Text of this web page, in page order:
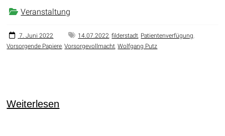
Veranstaltung
7. Juni 2022 14.07.2022,filderstadt, Patientenverfügung,
Vorsorgende Papiere,Vorsorgevollmacht,Wolfgang Putz
Weiterlesen